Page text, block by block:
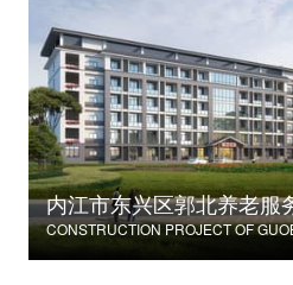
内江市东兴区郭北养老服